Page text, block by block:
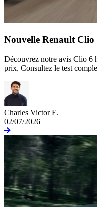
Nouvelle Renault Clio
Découvrez notre avis Clio 6
prix. Consultez le test
Charles Victor E.
02/07/2026